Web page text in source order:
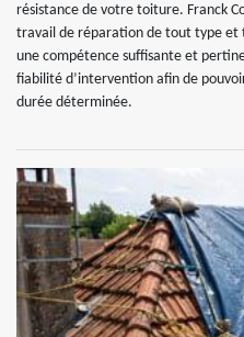
résistance de votre toiture. Franck
travail de réparation de tout type et
une compétence suffisante et
fiabilité d’intervention afin de
durée déterminée.